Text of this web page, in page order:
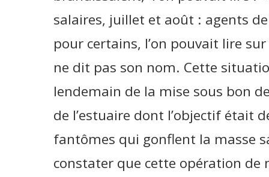
salaires, juillet et août : agents
pour certains, l’on pouvait lire
ne dit pas son nom. Cette
lendemain de la mise sous bon
de l’estuaire dont l’objectif était
fantômes qui gonflent la masse
constater que cette opération de